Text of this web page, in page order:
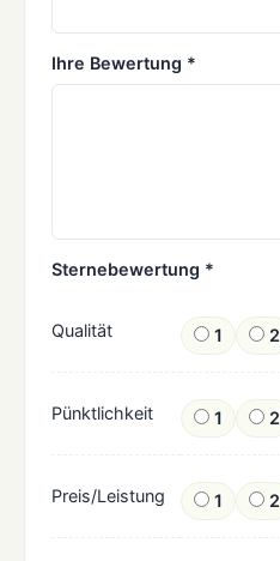
Ihre Bewertung *
Sternebewertung *
Qualität 1 2
Pünktlichkeit 1 2
Preis/Leistung 1 2